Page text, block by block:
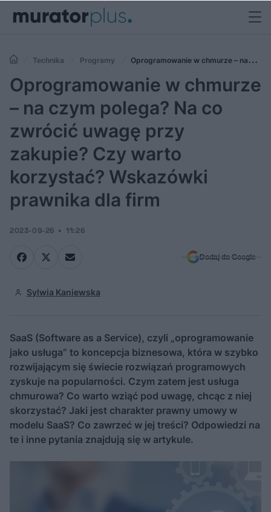
Technika Programy
Oprogramowanie w chmurze – na
czym polega? Na co zwrócić uwagę przy zakupie? Czy warto
korzystać? Wskazówki prawnika dla firm
Oprogramowanie w chmurze
– na czym polega? Na co
zwrócić uwagę przy
zakupie? Czy warto
korzystać? Wskazówki
prawnika dla firm
2023-09-26 11:26
Dodaj do Google
Sylwia Kaniewska
SaaS (Software as a Service), czyli „oprogramowanie
jako usługa” to koncepcja biznesowa, która w szybko
rozwijającym się świecie rozwiązań programowych
zyskuje na popularności. Czym zatem jest usługa
chmurowa? Co warto wziąć pod uwagę, chcąc z niej
skorzystać? Jaki jest charakter prawny umowy w
modelu SaaS? Co zawrzeć w jej treści? Odpowiedzi na
te i inne pytania znajdują się w artykule.